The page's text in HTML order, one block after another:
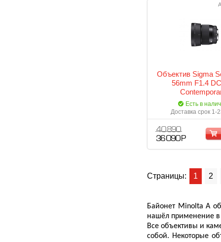
Объектив Sigma
56mm F1.4
Есть в
Доставка срок 1-
40 890
36 090 Р
Страницы: 1 2
Байонет Minolta A
нашёл применение в
Все объективы и
собой. Некоторые